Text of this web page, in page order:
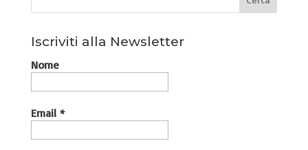
Iscriviti alla Newsletter
Nome
Email *